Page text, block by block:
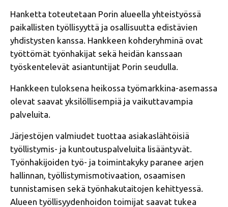
Hanketta toteutetaan Porin alueella yhteistyössä
paikallisten työllisyyttä ja osallisuutta edistävien
yhdistysten kanssa. Hankkeen kohderyhminä ovat
työttömät työnhakijat sekä heidän kanssaan
työskentelevät asiantuntijat Porin seudulla.
Hankkeen tuloksena heikossa työmarkkina-asemassa
olevat saavat yksilöllisempiä ja vaikuttavampia
palveluita.
Järjestöjen valmiudet tuottaa asiakaslähtöisiä
työllistymis- ja kuntoutuspalveluita lisääntyvät.
Työnhakijoiden työ- ja toimintakyky paranee arjen
hallinnan, työllistymismotivaation, osaamisen
tunnistamisen sekä työnhakutaitojen kehittyessä.
Alueen työllisyydenhoidon toimijat saavat tukea